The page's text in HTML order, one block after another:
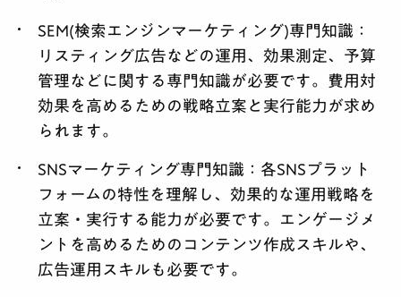
SEM(検索エンジンマーケティング)専門知識：
リスティング広告などの運用、効果測定、予算
管理などに関する専門知識が必要です。費用対
効果を高めるための戦略立案と実行能力が求め
られます。
SNSマーケティング専門知識： 各SNSプラット
フォームの特性を理解し、効果的な運用戦略を
立案・実行する能力が必要です。エンゲージメ
ントを高めるためのコンテンツ作成スキルや、
広告運用スキルも必要です。